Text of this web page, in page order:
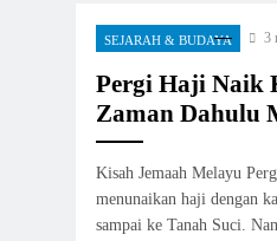
SEJARAH & BUDAYA 3
Pergi Haji Naik
Zaman Dahulu
Kisah Jemaah Melayu
menunaikan haji dengan
sampai ke Tanah Suci.